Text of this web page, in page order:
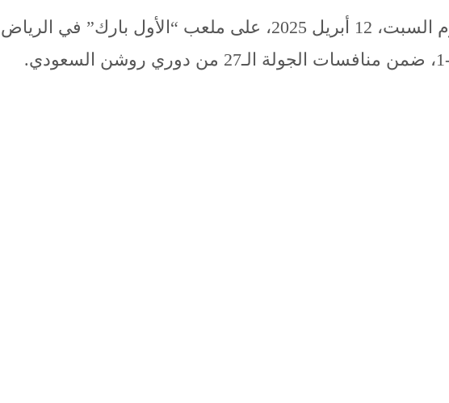
في مباراة مثيرة أقيمت اليوم السبت، 12 أبريل 2025، على